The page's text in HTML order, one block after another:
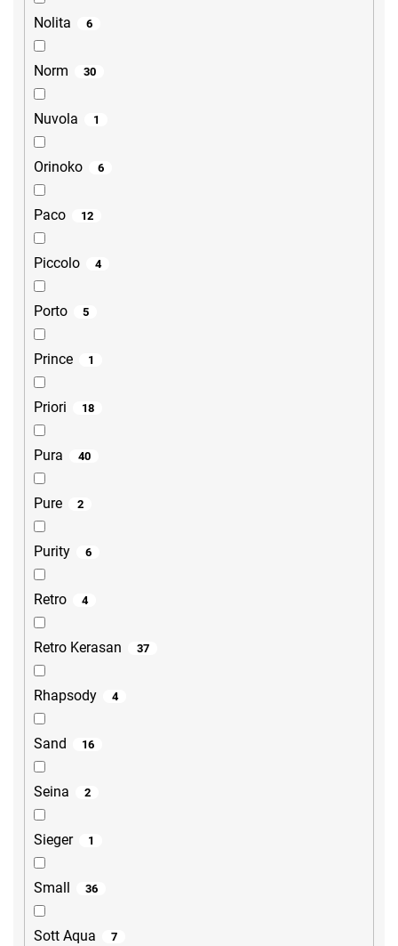
Nolita 6
Norm 30
Nuvola 1
Orinoko 6
Paco 12
Piccolo 4
Porto 5
Prince 1
Priori 18
Pura 40
Pure 2
Purity 6
Retro 4
Retro Kerasan 37
Rhapsody 4
Sand 16
Seina 2
Sieger 1
Small 36
Sott Aqua 7